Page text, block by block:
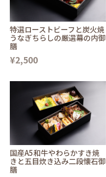
特選ローストビーフと炭火焼
うなぎちらしの厳選幕の内御
膳
¥2,500
国産A5和牛やわらかすき焼
きと五目炊き込み二段懐石御
膳